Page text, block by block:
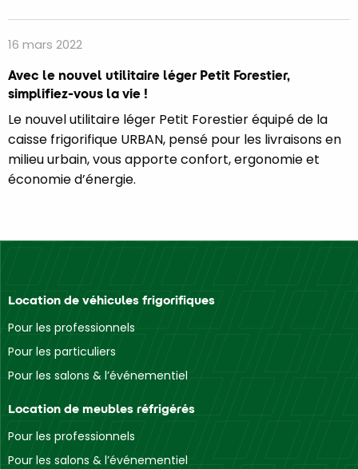
16 mars 2022
Avec le nouvel utilitaire léger Petit Forestier,
simplifiez-vous la vie !
Le nouvel utilitaire léger Petit Forestier équipé de la
caisse frigorifique URBAN, pensé pour les livraisons en
milieu urbain, vous apporte confort, ergonomie et
économie d’énergie.
Location de véhicules frigorifiques
Pour les professionnels
Pour les particuliers
Pour les salons & l’événementiel
Location de meubles réfrigérés
Pour les professionnels
Pour les salons & l’événementiel